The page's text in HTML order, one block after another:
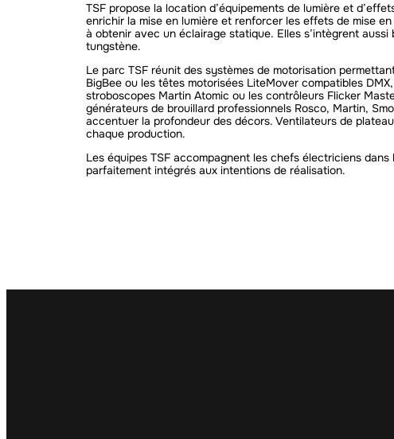
TSF propose la location d’équipements de lumière et
enrichir la mise en lumière et renforcer les effets de mise
à obtenir avec un éclairage statique. Elles s’intègrent
tungstène.
Le parc TSF réunit des systèmes de motorisation
BigBee ou les têtes motorisées LiteMover compatibles
stroboscopes Martin Atomic ou les contrôleurs Flicker
générateurs de brouillard professionnels Rosco, Martin,
accentuer la profondeur des décors. Ventilateurs de
chaque production.
Les équipes TSF accompagnent les chefs électriciens
parfaitement intégrés aux intentions de réalisation.